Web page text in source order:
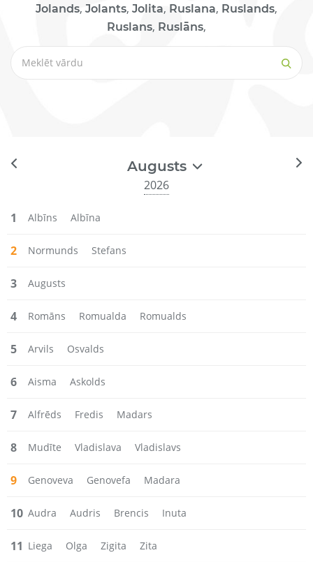
Jolands, Jolants, Jolita, Ruslana, Ruslands,
Ruslans, Ruslāns,
Augusts
2026
1 Albīns Albīna
2 Normunds Stefans
3 Augusts
4 Romāns Romualda Romualds
5 Arvils Osvalds
6 Aisma Askolds
7 Alfrēds Fredis Madars
8 Mudīte Vladislava Vladislavs
9 Genoveva Genovefa Madara
10 Audra Audris Brencis Inuta
11 Liega Olga Zigita Zita